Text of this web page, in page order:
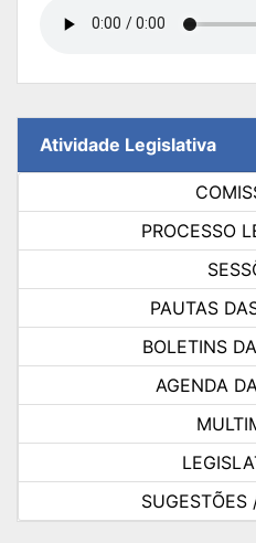
Atividade Legislativa
PROCESSO
PAUTAS
BOLETINS
AGENDA
SUGESTÕES